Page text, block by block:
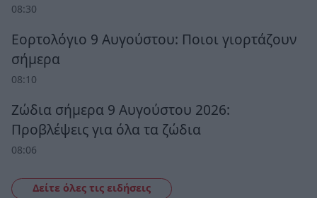
08:30
Εορτολόγιο 9 Αυγούστου: Ποιοι γιορτάζουν
σήμερα
08:10
Ζώδια σήμερα 9 Αυγούστου 2026:
Προβλέψεις για όλα τα ζώδια
08:06
Δείτε όλες τις ειδήσεις